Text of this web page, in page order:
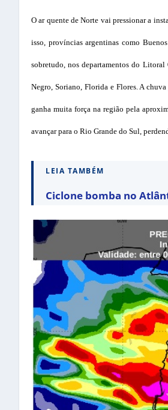
O ar quente de Norte vai pressionar a
isso, províncias argentinas como
sobretudo, nos departamentos do
Negro, Soriano, Florida e Flores. A
ganha muita força na região pela
avançar para o Rio Grande do Sul,
LEIA TAMBÉM
Ciclone bomba no